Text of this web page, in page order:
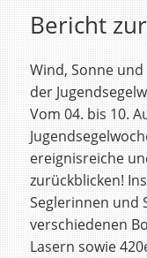
Bericht
Wind, Sonne
der
Vom 04. bis 10.
ereignisreiche
zurückblicken!
Seglerinnen und
verschiedenen
Lasern sowie